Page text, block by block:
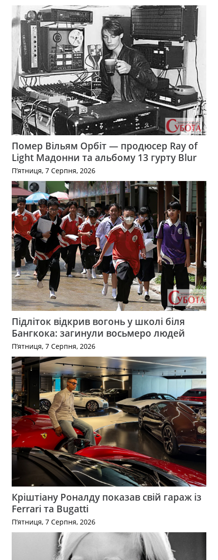
Помер Вільям Орбіт — продюсер Ray of
Light Мадонни та альбому 13 гурту Blur
П’ятниця, 7 Серпня, 2026
Підліток відкрив вогонь у школі біля
Бангкока: загинули восьмеро людей
П’ятниця, 7 Серпня, 2026
Кріштіану Роналду показав свій гараж із
Ferrari та Bugatti
П’ятниця, 7 Серпня, 2026